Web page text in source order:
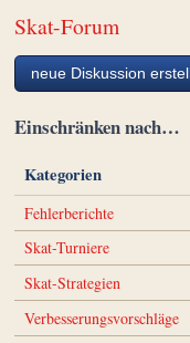
Skat-Forum
neue Diskussion
Einschränken nach…
Kategorien
Fehlerberichte
Skat-Turniere
Skat-Strategien
Verbesserungsvorschläge